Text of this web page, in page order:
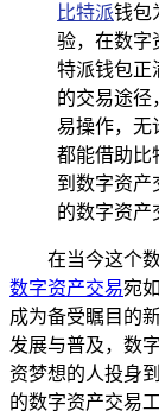
比特派钱包
验，在数字
特派钱包正
的交易途径
易操作，无
都能借助比
到数字资产
的数字资产
在当今这个
数字资产交易宛
成为备受瞩目的
发展与普及，数
资梦想的人投身
的数字资产交易